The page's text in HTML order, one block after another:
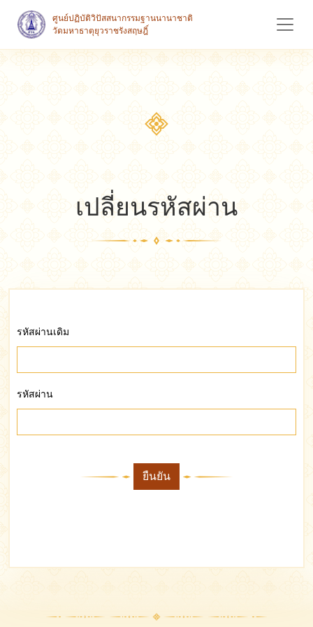
ศูนย์ปฏิบัติวิปัสสนากรรมฐานนานาชาติ
วัดมหาธาตุยุวราชรังสฤษฎิ์
เปลี่ยนรหัสผ่าน
รหัสผ่านเดิม
รหัสผ่าน
ยืนยัน